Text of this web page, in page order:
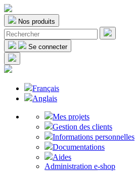
Nos produits
Se connecter
Français
Anglais
Mes projets
Gestion des clients
Informations personnelles
Documentations
Aides
Administration e-shop